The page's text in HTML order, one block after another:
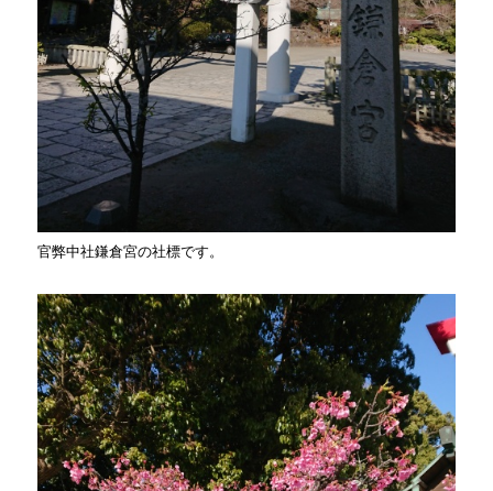
官弊中社鎌倉宮の社標です。